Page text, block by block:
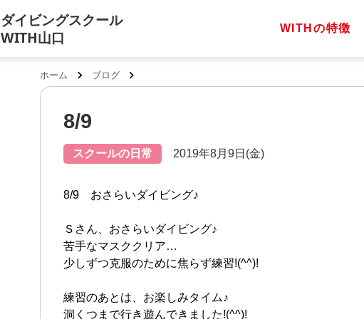
ダイビングスクール
WITH山口
WITHの特徴
ホーム ブログ
8/9
スクールの日常 2019年8月9日(金)
8/9 おさらいダイビング♪
Ｓさん、おさらいダイビング♪
苦手なマスククリア…
少しずつ克服のために焦らず練習!(^^)!
練習のあとは、お楽しみタイム♪
洞くつまで行き遊んできました!(^^)!